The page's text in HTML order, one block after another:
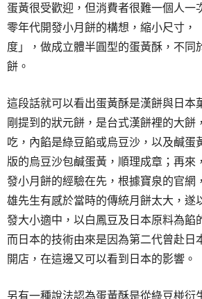
蛋黃很受歡迎，但消費者很難一個人一
零年代開發小月餅的構想，縮小尺寸，
度」，做成立體半圓型的蛋黃酥，不同
餅。
這段話就可以看出蛋黃酥是漢餅與日本
剛提到的狀元餅，是台式漢餅裡的大餅
吃，內餡是綠豆餡或烏豆沙，以及鹹蛋
版的烏豆沙包鹹蛋黃，順理成章；再來
發小月餅的經驗在先，根據寶泉的官網
雄先生有感於當時的傳統月餅太大，遂
發大小適中，以白鳳豆及日本原料為餡
而日本的技術由來是因為第二代曾赴日
開店，在這邊又可以看到日本的影響。
另有一種說法認為蛋黃酥是從綠豆椪衍